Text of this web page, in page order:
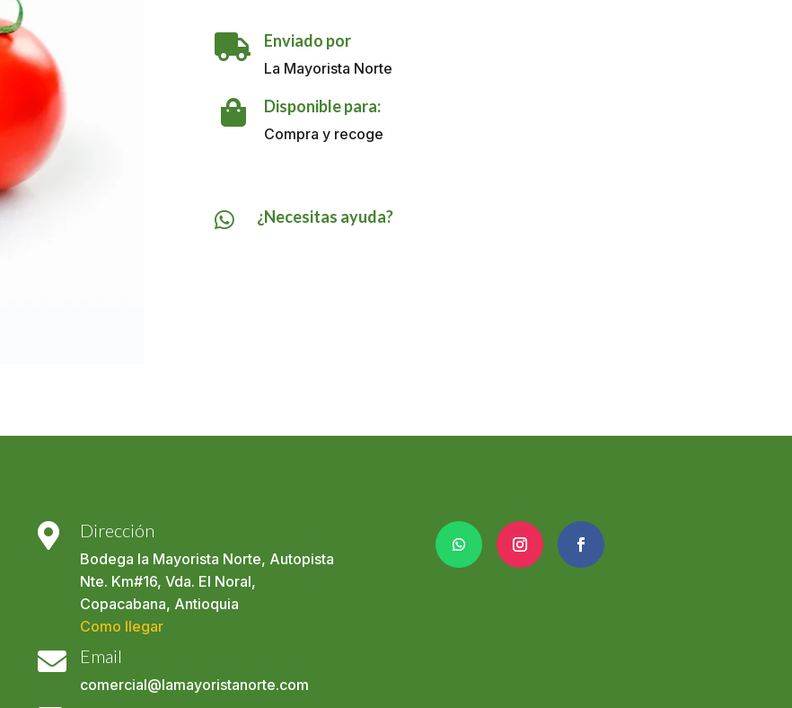
cantidad
 Enviado por
La Mayorista Norte
 Disponible para:
Compra y recoge
 ¿Necesitas ayuda?
 Dirección
Bodega la Mayorista Norte, Autopista
Nte. Km#16, Vda. El Noral,
Copacabana, Antioquia
Como llegar
 Email
comercial@lamayoristanorte.com